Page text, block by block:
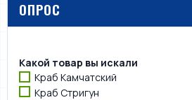
ОПРОС
Какой товар вы искали
Краб Камчатский
Краб Стригун